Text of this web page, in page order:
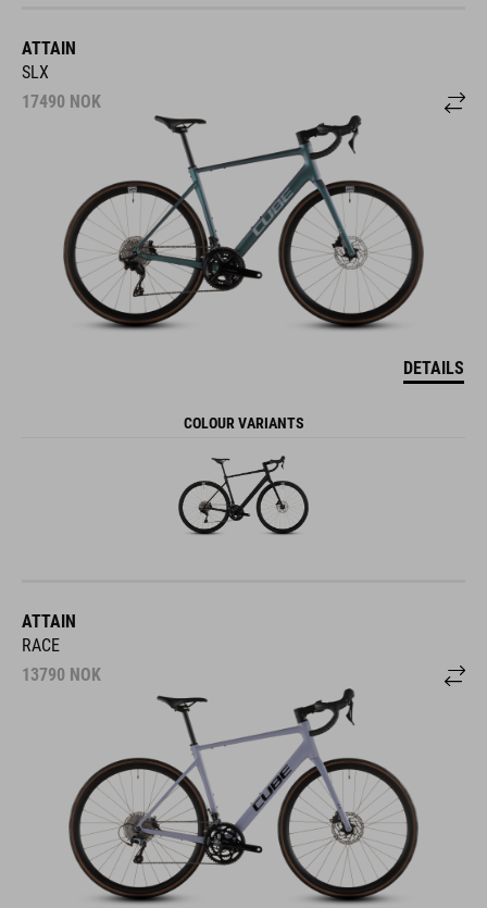
ATTAIN
SLX
17490 NOK
DETAILS
COLOUR VARIANTS
ATTAIN
RACE
13790 NOK